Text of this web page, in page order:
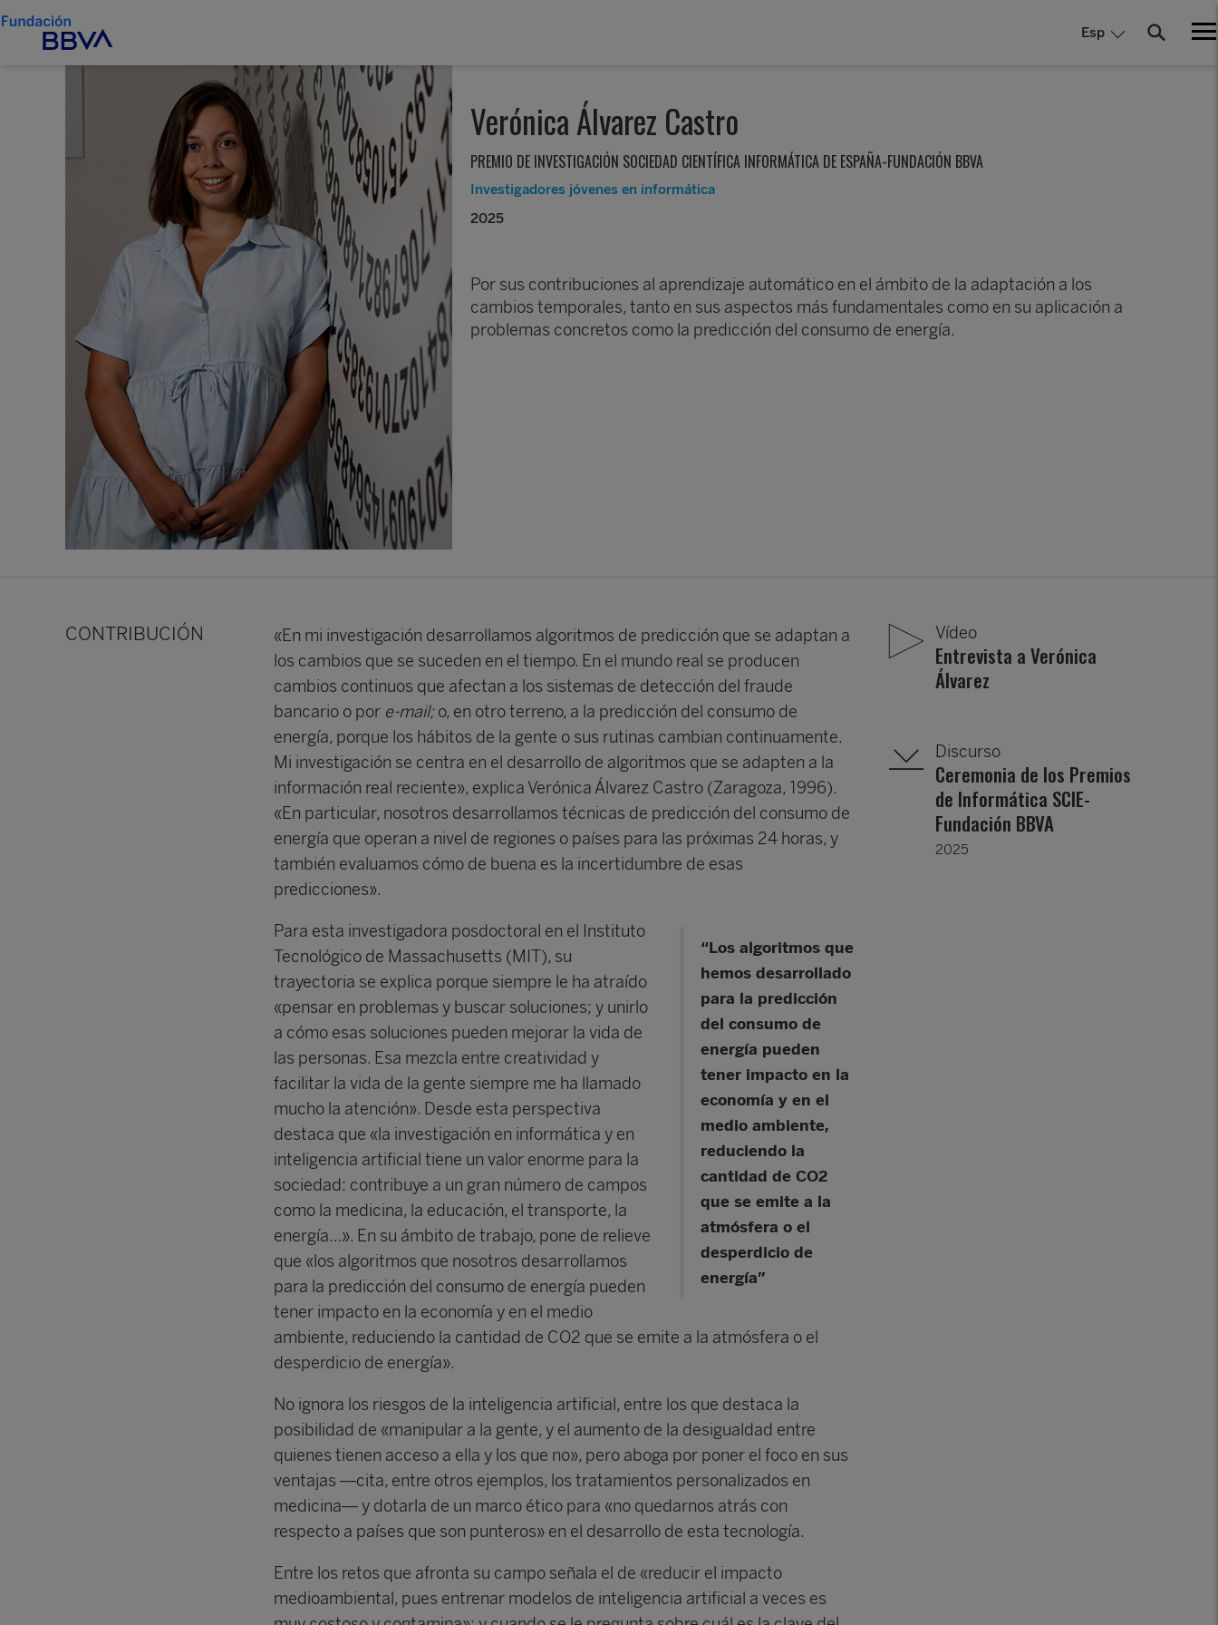
Esp
Verónica Álvarez Castro
PREMIO DE INVESTIGACIÓN SOCIEDAD CIENTÍFICA INFORMÁTICA DE ESPAÑA-FUNDACIÓN BBVA
Investigadores jóvenes en informática
2025
Por sus contribuciones al aprendizaje automático en el ámbito de la adaptación a los
cambios temporales, tanto en sus aspectos más fundamentales como en su aplicación a
problemas concretos como la predicción del consumo de energía.
CONTRIBUCIÓN
«En mi investigación desarrollamos algoritmos de predicción que se adaptan a
los cambios que se suceden en el tiempo. En el mundo real se producen
cambios continuos que afectan a los sistemas de detección del fraude
bancario o por e-mail;o, en otro terreno, a la predicción del consumo de
energía, porque los hábitos de la gente o sus rutinas cambian continuamente.
Mi investigación se centra en el desarrollo de algoritmos que se adapten a la
información real reciente», explica Verónica Álvarez Castro (Zaragoza, 1996).
«En particular, nosotros desarrollamos técnicas de predicción del consumo de
energía que operan a nivel de regiones o países para las próximas 24 horas, y
también evaluamos cómo de buena es la incertidumbre de esas
predicciones».
“Los algoritmos que
hemos desarrollado
para la predicción
del consumo de
energía pueden
tener impacto en la
economía y en el
medio ambiente,
reduciendo la
cantidad de CO2
que se emite a la
atmósfera o el
desperdicio de
energía”
Para esta investigadora posdoctoral en el Instituto
Tecnológico de Massachusetts (MIT), su
trayectoria se explica porque siempre le ha atraído
«pensar en problemas y buscar soluciones; y unirlo
a cómo esas soluciones pueden mejorar la vida de
las personas. Esa mezcla entre creatividad y
facilitar la vida de la gente siempre me ha llamado
mucho la atención». Desde esta perspectiva
destaca que «la investigación en informática y en
inteligencia artificial tiene un valor enorme para la
sociedad: contribuye a un gran número de campos
como la medicina, la educación, el transporte, la
energía…». En su ámbito de trabajo, pone de relieve
que «los algoritmos que nosotros desarrollamos
para la predicción del consumo de energía pueden
tener impacto en la economía y en el medio
ambiente, reduciendo la cantidad de CO2 que se emite a la atmósfera o el
desperdicio de energía».
No ignora los riesgos de la inteligencia artificial, entre los que destaca la
posibilidad de «manipular a la gente, y el aumento de la desigualdad entre
quienes tienen acceso a ella y los que no», pero aboga por poner el foco en sus
ventajas —cita, entre otros ejemplos, los tratamientos personalizados en
medicina— y dotarla de un marco ético para «no quedarnos atrás con
respecto a países que son punteros» en el desarrollo de esta tecnología.
Entre los retos que afronta su campo señala el de «reducir el impacto
medioambiental, pues entrenar modelos de inteligencia artificial a veces es
Vídeo
Entrevista a Verónica
Álvarez
Discurso
Ceremonia de los Premios
de Informática SCIE-
Fundación BBVA
2025